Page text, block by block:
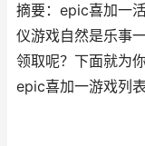
摘要：epic喜加一
仪游戏自然是乐事
领取呢？下面就为
epic喜加一游戏列